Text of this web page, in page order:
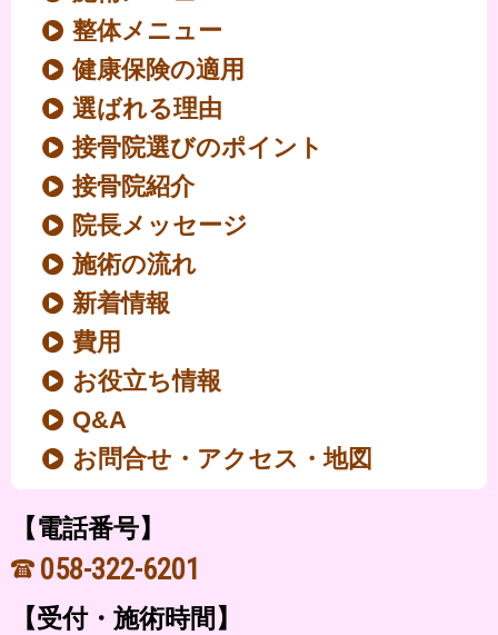
整体メニュー
健康保険の適用
選ばれる理由
接骨院選びのポイント
接骨院紹介
院長メッセージ
施術の流れ
新着情報
費用
お役立ち情報
Q&A
お問合せ・アクセス・地図
【電話番号】
058-322-6201
【受付・施術時間】